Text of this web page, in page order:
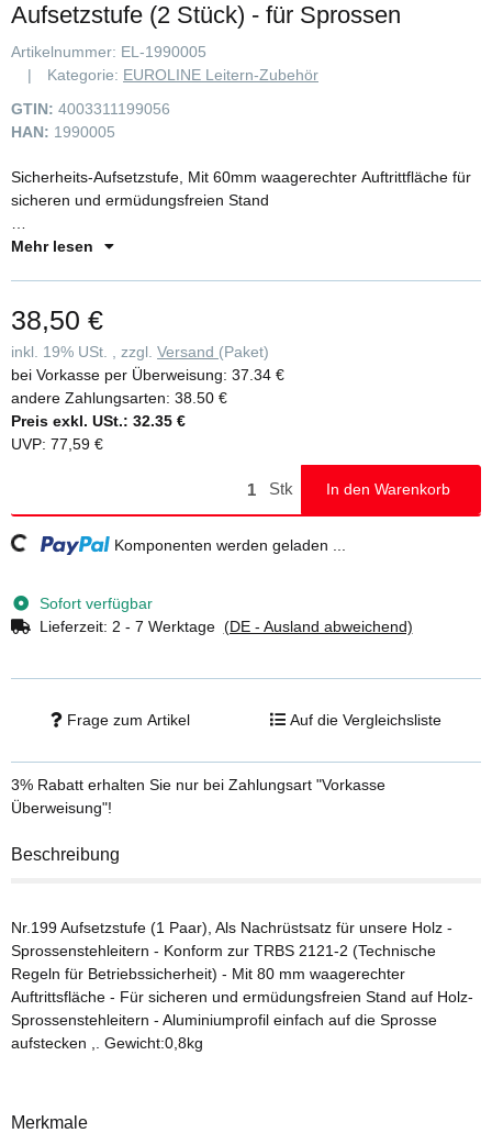
Aufsetzstufe (2 Stück) - für Sprossen
Artikelnummer: EL-1990005
Kategorie: EUROLINE Leitern-Zubehör
GTIN: 4003311199056
HAN: 1990005
Sicherheits-Aufsetzstufe, Mit 60mm waagerechter Auftrittfläche für
sicheren und ermüdungsfreien Stand
- Aluminiumprofil einfach auf Sprosse aufstecken
Mehr lesen
38,50 €
inkl. 19% USt. , zzgl. Versand (Paket)
bei Vorkasse per Überweisung: 37.34 €
andere Zahlungsarten: 38.50 €
Preis exkl. USt.: 32.35 €
UVP: 77,59 €
Stk In den Warenkorb
Komponenten werden geladen ...
Sofort verfügbar
Lieferzeit: 2 - 7 Werktage (DE - Ausland abweichend)
Frage zum Artikel Auf die Vergleichsliste
3% Rabatt erhalten Sie nur bei Zahlungsart "Vorkasse
Überweisung"!
Beschreibung
Nr.199 Aufsetzstufe (1 Paar), Als Nachrüstsatz für unsere Holz -
Sprossenstehleitern - Konform zur TRBS 2121-2 (Technische
Regeln für Betriebssicherheit) - Mit 80 mm waagerechter
Auftrittsfläche - Für sicheren und ermüdungsfreien Stand auf Holz-
Sprossenstehleitern - Aluminiumprofil einfach auf die Sprosse
aufstecken ,. Gewicht:0,8kg
Merkmale